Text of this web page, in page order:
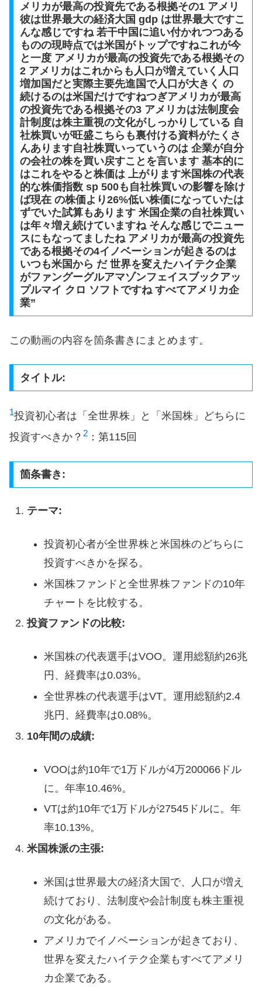
メリカが最高の投資先である根拠その1 アメリ
彼は世界最大の経済大国 gdp は世界最大ですこ
んな感じですね 若干中国に追い付かれつつある
ものの現時点では米国がトップですねこれが今
と一度 アメリカが最高の投資先である根拠その
2 アメリカはこれからも人口が増えていく人口
増加国だと実際主要先進国で人口が大きく の
続けるのは米国だけですねつぎアメリカが最高
の投資先である根拠その3 アメリカは法制度会
計制度は株主重視の文化がしっかりしている 自
社株買いが旺盛こちらも裏付ける資料がたくさ
んあります自社株買いっていうのは 企業が自分
の会社の株を買い戻すことを言います 基本的に
はこれをやると株価は 上がります米国株の代表
的な株価指数 sp 500も自社株買いの影響を除け
ば現在 の株価より26%低い株価になっていたは
ずでいた試算もあります 米国企業の自社株買い
は年々増え続けていますね そんな感じでニュー
スにもなってましたね アメリカが最高の投資先
である根拠その4イノベーションが起きるのは
いつも米国から だ 世界を変えたハイテク企業
がファングーグルアマゾンフェイスブックアッ
プルマイ クロ ソフトですね すべてアメリカ企
業”
この動画の内容を箇条書きにまとめます。
タイトル:
1​投資初心者は「全世界株」と「米国株」どちらに
投資すべきか？​ 2 ​：第115回
箇条書き:
テーマ:
投資初心者が全世界株と米国株のどちらに
投資すべきかを探る。
米国株ファンドと全世界株ファンドの10年
チャートを比較する。
投資ファンドの比較:
米国株の代表選手はVOO。運用総額約26兆
円、経費率は0.03%。
全世界株の代表選手はVT。運用総額約2.4
兆円、経費率は0.08%。
10年間の成績:
VOOは約10年で1万ドルが4万200066ドル
に。年率10.46%。
VTは約10年で1万ドルが27545ドルに。年
率10.13%。
米国株派の主張:
米国は世界最大の経済大国で、人口が増え
続けており、法制度や会計制度も株主重視
の文化がある。
アメリカでイノベーションが起きており、
世界を変えたハイテク企業もすべてアメリ
カ企業である。